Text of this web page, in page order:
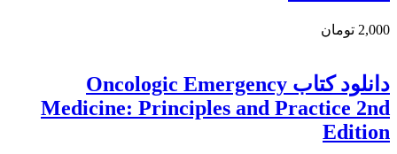
2,000 تومان
دانلود كتاب Oncologic Emergency
Medicine: Principles and Practice 2nd
Edition